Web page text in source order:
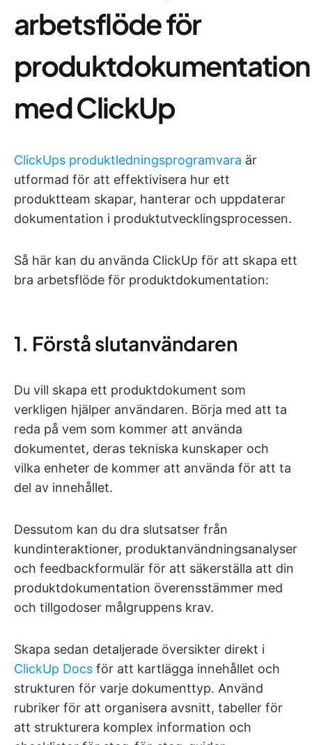
arbetsflöde för
produktdokumentation
med ClickUp
ClickUps produktledningsprogramvara är
utformad för att effektivisera hur ett
produktteam skapar, hanterar och uppdaterar
dokumentation i produktutvecklingsprocessen.
Så här kan du använda ClickUp för att skapa ett
bra arbetsflöde för produktdokumentation:
1. Förstå slutanvändaren
Du vill skapa ett produktdokument som
verkligen hjälper användaren. Börja med att ta
reda på vem som kommer att använda
dokumentet, deras tekniska kunskaper och
vilka enheter de kommer att använda för att ta
del av innehållet.
Dessutom kan du dra slutsatser från
kundinteraktioner, produktanvändningsanalyser
och feedbackformulär för att säkerställa att din
produktdokumentation överensstämmer med
och tillgodoser målgruppens krav.
Skapa sedan detaljerade översikter direkt i
ClickUp Docs för att kartlägga innehållet och
strukturen för varje dokumenttyp. Använd
rubriker för att organisera avsnitt, tabeller för
att strukturera komplex information och